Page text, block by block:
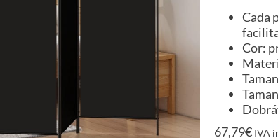
Cada
Cor:
67,79€ IVA